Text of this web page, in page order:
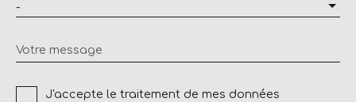
-
Votre message
J'accepte le traitement de mes données